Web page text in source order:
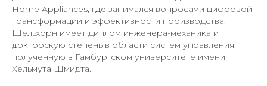
Home Appliances, где занимался вопросами цифровой
трансформации и эффективности производства.
Шельхорн имеет диплом инженера-механика и
докторскую степень в области систем управления,
полученную в Гамбургском университете имени
Хельмута Шмидта.